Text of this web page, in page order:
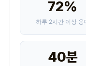
72%
하루 2시간 이상 응
40분